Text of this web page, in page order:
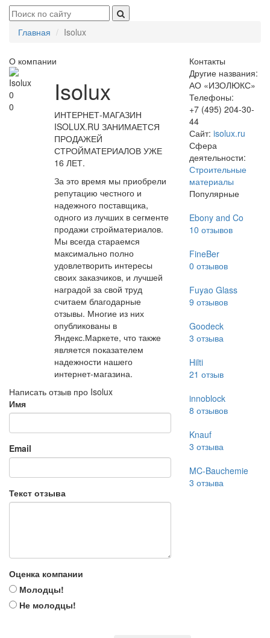
Главная Isolux
О компании
0
0
Isolux
ИНТЕРНЕТ-МАГАЗИН
ISOLUX.RU ЗАНИМАЕТСЯ
ПРОДАЖЕЙ
СТРОЙМАТЕРИАЛОВ УЖЕ
16 ЛЕТ.
За это время мы приобрели
репутацию честного и
надежного поставщика,
одного из лучших в сегменте
продажи стройматериалов.
Мы всегда стараемся
максимально полно
удовлетворить интересы
своих заказчиков, и лучшей
наградой за свой труд
считаем благодарные
отзывы. Многие из них
опубликованы в
Яндекс.Маркете, что также
является показателем
надежности нашего
интернет-магазина.
Написать отзыв про Isolux
Имя
Email
Текст отзыва
Оценка компании
Молодцы!
Не молодцы!
Контакты
Другие названия:
АО «ИЗОЛЮКС»
Телефоны:
+7 (495) 204-30-
44
Сайт: isolux.ru
Сфера
деятельности:
Строительные
материалы
Популярные
Ebony and Co
10 отзывов
FineBer
0 отзывов
Fuyao Glass
9 отзывов
Goodeck
3 отзыва
Hilti
21 отзыв
innoblock
8 отзывов
Knauf
3 отзыва
MC-Bauchemie
3 отзыва